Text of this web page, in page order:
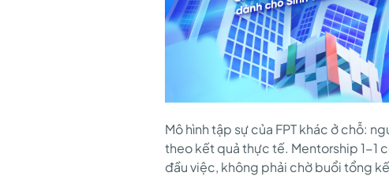
Mô hình tập sự của FPT khác ở chỗ:
theo kết quả thực tế. Mentorship 1-1
đầu việc, không phải chờ buổi tổng